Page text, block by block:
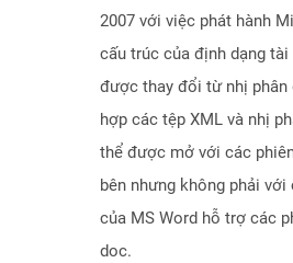
2007 với việc phát hành
cấu trúc của định dạng
được thay đổi từ nhị phân
hợp các tệp XML và nhị
thể được mở với các
bên nhưng không phải
của MS Word hỗ trợ các
doc.